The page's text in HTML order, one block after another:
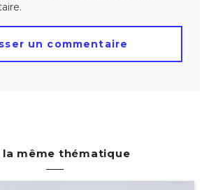
la même thématique